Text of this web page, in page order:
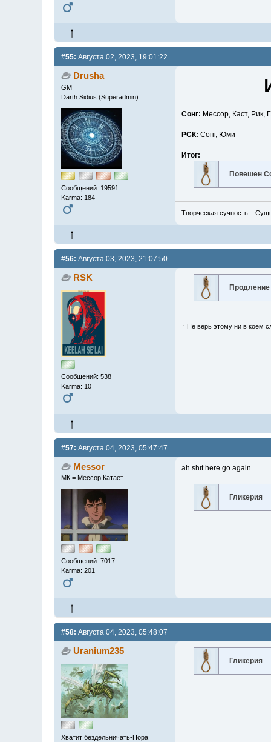
#55: Августа 02, 2023, 19:01:22
Drusha
GM
Darth Sidius (Superadmin)
Сообщений: 19591
Karma: 184
Сонг: Мессор, Каст, Рик,
РСК: Сонг, Юми
Итог:
Повешен
Творческая сучность...
#56: Августа 03, 2023, 21:07:50
RSK
Сообщений: 538
Karma: 10
Продление
↑ Не верь этому ни в коем
#57: Августа 04, 2023, 05:47:47
Messor
МК = Мессор Катает
Сообщений: 7017
Karma: 201
ah shıt here go again
Гликерия
#58: Августа 04, 2023, 05:48:07
Uranium235
Хватит бездельничать-Пора
Гликерия